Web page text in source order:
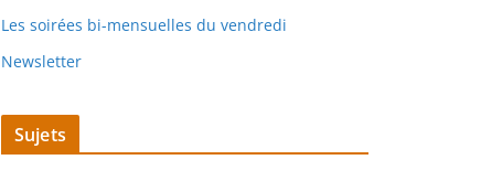
Les soirées bi-mensuelles du vendredi
Newsletter
Sujets